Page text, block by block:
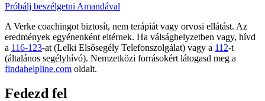
Próbálj beszélgetni Amandával
A Verke coachingot biztosít, nem terápiát vagy orvosi ellátást. Az
eredmények egyénenként eltérnek. Ha válsághelyzetben vagy, hívd
a 116-123-at (Lelki Elsősegély Telefonszolgálat) vagy a 112-t
(általános segélyhívó). Nemzetközi forrásokért látogasd meg a
findahelpline.com oldalt.
Fedezd fel